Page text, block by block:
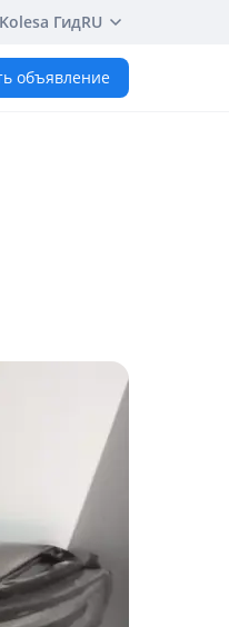
Kolesa ГидRU
объявление